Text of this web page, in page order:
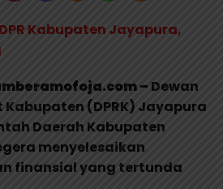
Kabupaten Jayapura,
– Dewan
(DPRK) Jayapura
Daerah Kabupaten
menyelesaikan
finansial yang tertunda